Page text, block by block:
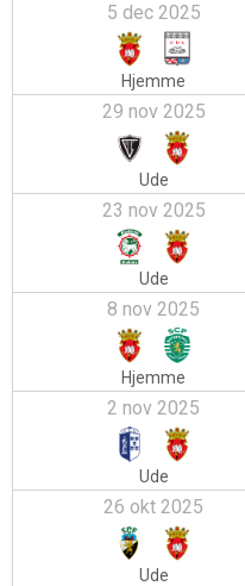
5 dec 2025
Hjemme
29 nov 2025
Ude
23 nov 2025
Ude
8 nov 2025
Hjemme
2 nov 2025
Ude
26 okt 2025
Ude